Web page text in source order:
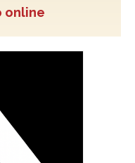
online